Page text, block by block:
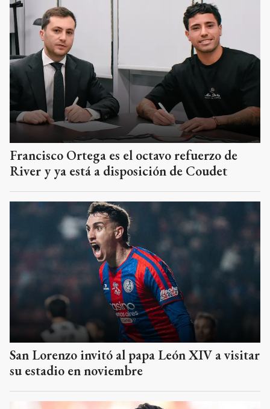
Francisco Ortega es el octavo refuerzo de
River y ya está a disposición de Coudet
San Lorenzo invitó al papa León XIV a visitar
su estadio en noviembre